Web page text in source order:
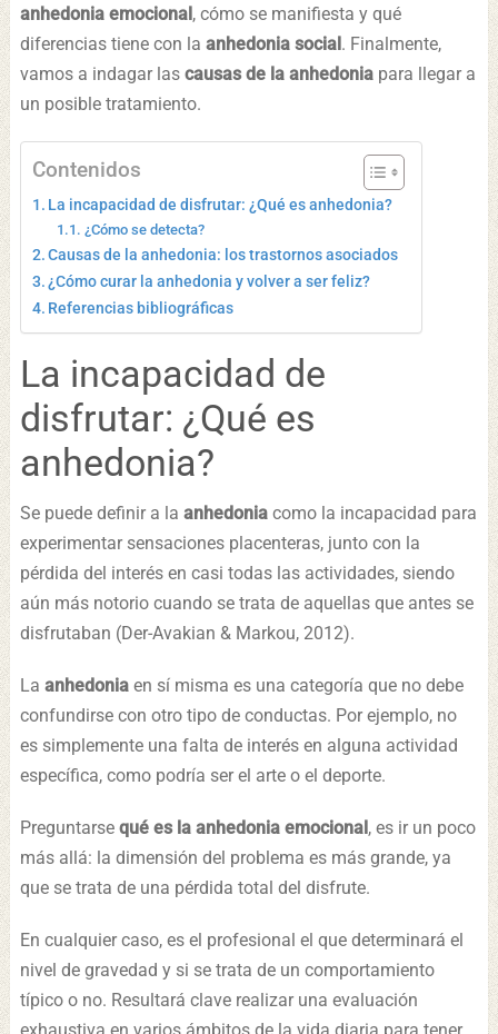
anhedonia emocional, cómo se manifiesta y qué
diferencias tiene con la anhedonia social. Finalmente,
vamos a indagar las causas de la anhedoniapara llegar a
un posible tratamiento.
Contenidos
La incapacidad de disfrutar: ¿Qué es anhedonia?
¿Cómo se detecta?
Causas de la anhedonia: los trastornos asociados
¿Cómo curar la anhedonia y volver a ser feliz?
Referencias bibliográficas
La incapacidad de
disfrutar: ¿Qué es
anhedonia?
Se puede definir a la anhedonia como la incapacidad para
experimentar sensaciones placenteras, junto con la
pérdida del interés en casi todas las actividades, siendo
aún más notorio cuando se trata de aquellas que antes se
disfrutaban (Der-Avakian & Markou, 2012).
La anhedonia en sí misma es una categoría que no debe
confundirse con otro tipo de conductas. Por ejemplo, no
es simplemente una falta de interés en alguna actividad
específica, como podría ser el arte o el deporte.
Preguntarsequé es la anhedonia emocional, es ir un poco
más allá: la dimensión del problema es más grande, ya
que se trata de una pérdida total del disfrute.
En cualquier caso, es el profesional el que determinará el
nivel de gravedad y si se trata de un comportamiento
típico o no. Resultará clave realizar una evaluación